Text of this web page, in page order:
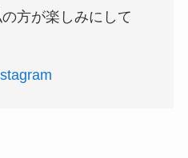
方が楽しみにして